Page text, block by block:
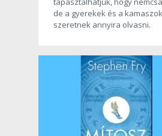
de a gyerekek és a
szeretnek annyira olvasni.